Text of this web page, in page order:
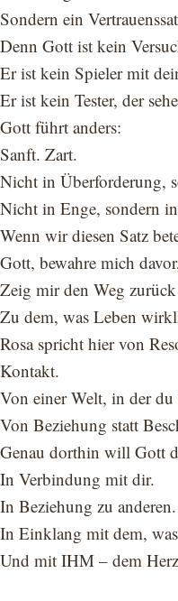
Sondern ein
Denn Gott ist kein
Er ist kein Spieler mit
Er ist kein Tester, der
Gott führt anders:
Sanft. Zart.
Nicht in Überforderung,
Nicht in Enge, sondern
Wenn wir diesen Satz
Gott, bewahre mich
Zeig mir den Weg
Zu dem, was Leben
Rosa spricht hier von
Kontakt.
Von einer Welt, in der du
Von Beziehung statt
Genau dorthin will Gott
In Verbindung mit dir.
In Beziehung zu anderen.
In Einklang mit dem,
Und mit IHM – dem